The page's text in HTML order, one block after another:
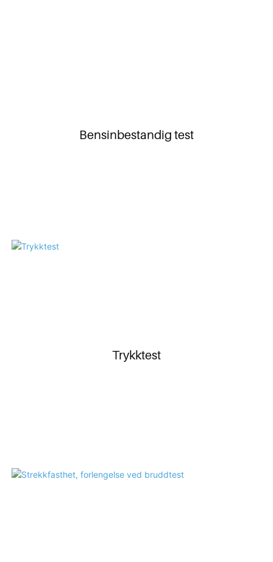
Bensinbestandig test
Trykktest